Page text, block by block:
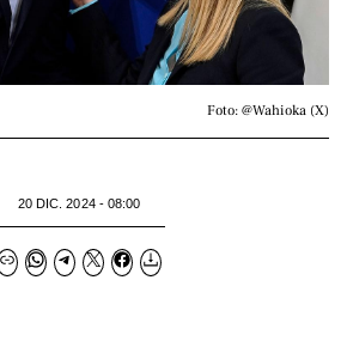
Foto: @Wahioka (X)
20 DIC. 2024 - 08:00